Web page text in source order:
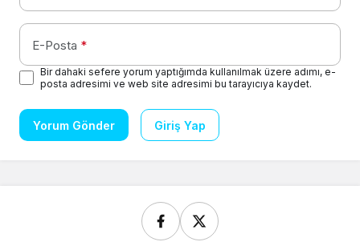
E-Posta *
Bir dahaki sefere yorum yaptığımda kullanılmak üzere adımı, e-
posta adresimi ve web site adresimi bu tarayıcıya kaydet.
Yorum Gönder Giriş Yap